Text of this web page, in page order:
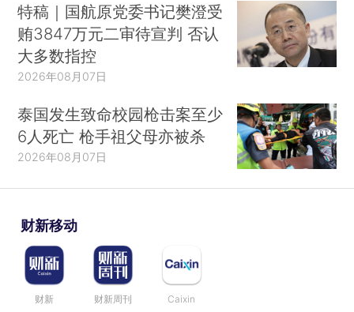
特稿｜国航原党委书记樊澄受
贿3847万元二审待宣判 否认
大多数指控
2026年08月07日
泰国发生致命校园枪击案至少
6人死亡 枪手祖父母亦被杀
2026年08月07日
财新移动
财新 财新周刊 Caixin